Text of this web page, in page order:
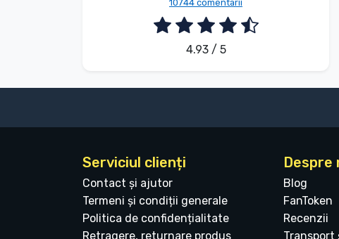
10744 comentarii
4.93 / 5
Serviciul clienți
Contact și ajutor
Termeni și condiții generale
Politica de confidențialitate
Retragere, returnare produs
Despre
Blog
FanToken
Recenzii
Transport